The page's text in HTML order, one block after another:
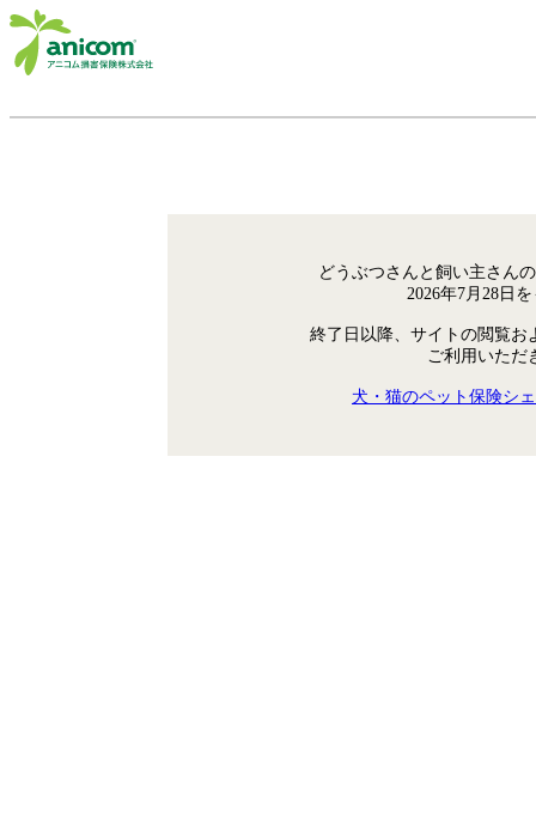
どうぶつさんと飼い主さん
2026年7月28日
終了日以降、サイトの閲覧お
ご利用いただ
犬・猫のペット保険シ